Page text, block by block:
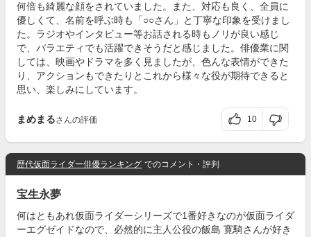
何倍も綺麗な顔をされていました。また、対応も良く、全員に
優しくて、名前を呼ぶ時も「○○さん」と丁寧な印象を受けまし
た。ラジオやインタビュー等お話される時もノリが良い感じ
で、バラエティでも活躍できそうだと感じました。俳優業に関
しては、映画やドラマを多く見ましたが、色んな表情ができた
り、アクションもできたりとこれから様々な役が期待できると
思い、楽しみにしています。
まめまるさんの評価 10
歴代仮面ライダー俳優ランキング でのコメント・評判
宝生永夢
何はともあれ仮面ライダーシリーズで1番好きなのが仮面ライダ
ーエグゼイドなので、必然的に主人公役の飯島 寛騎さんが好き